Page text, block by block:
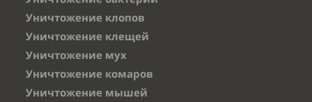
Уничтожение клопов
Уничтожение клещей
Уничтожение мух
Уничтожение комаров
Уничтожение мышей